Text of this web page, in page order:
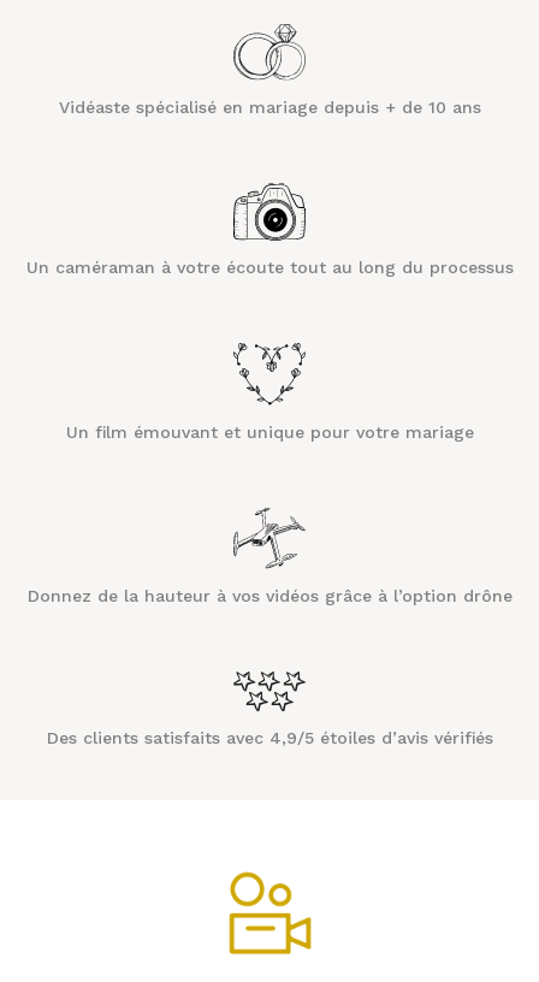
Vidéaste spécialisé en mariage depuis + de 10 ans
Un caméraman à votre écoute tout au long du processus
Un film émouvant et unique pour votre mariage
Donnez de la hauteur à vos vidéos grâce à l’option drône
Des clients satisfaits avec 4,9/5 étoiles d’avis vérifiés